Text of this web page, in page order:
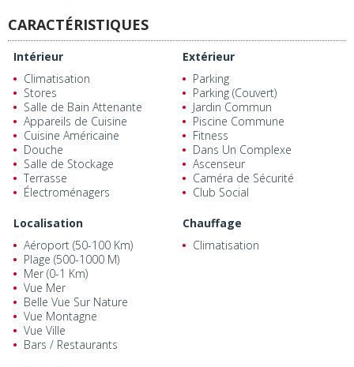
CARACTÉRISTIQUES
Intérieur
Climatisation
Stores
Salle de Bain Attenante
Appareils de Cuisine
Cuisine Américaine
Douche
Salle de Stockage
Terrasse
Électroménagers
Extérieur
Parking
Parking (Couvert)
Jardin Commun
Piscine Commune
Fitness
Dans Un Complexe
Ascenseur
Caméra de Sécurité
Club Social
Localisation
Aéroport (50-100 Km)
Plage (500-1000 M)
Mer (0-1 Km)
Vue Mer
Belle Vue Sur Nature
Vue Montagne
Vue Ville
Bars / Restaurants
Chauffage
Climatisation